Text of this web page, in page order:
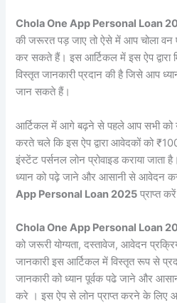
Chola One App Personal Loan
की जरूरत पड़ जाए तो ऐसे में आप चोला वन
कर सकते हैं। इस आर्टिकल में इस ऐप द्वारा
विस्तृत जानकारी प्रदान की है जिसे आप
जान सकते हैं।
आर्टिकल में आगे बढ़ने से पहले आप सभी को
करते चले कि इस ऐप द्वारा आवेदकों को
इंस्टेंट पर्सनल लोन प्रोवाइड कराया जाता
ध्यान को पढ़े जाने और आसानी से आवेदन
App Personal Loan 2025 प्राप्त
Chola One App Personal Loan
को जरूरी योग्यता, दस्तावेज, आवेदन
जानकारी इस आर्टिकल में विस्तृत रूप से
जानकारी को ध्यान पूर्वक पढे जाने और
करे । इस ऐप से लोन प्राप्त करने के लिए